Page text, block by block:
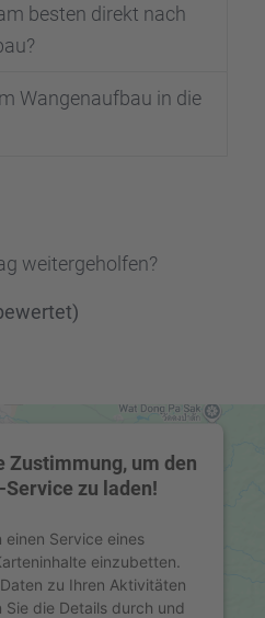
besten direkt nach
Wangen­auf­bau in die
weiter­ge­hol­fen?
Zustimmung, um den
Service zu laden!
einen Service eines
einzubetten.
zu Ihren Aktivitäten
Sie die Details durch und